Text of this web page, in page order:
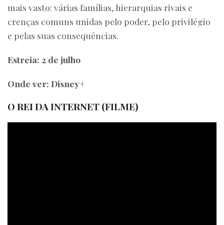
mais vasto: várias famílias, hierarquias rivais e
crenças comuns unidas pelo poder, pelo privilégio
e pelas suas consequências.
Estreia: 2 de julho
Onde ver: Disney+
O REI DA INTERNET (FILME)